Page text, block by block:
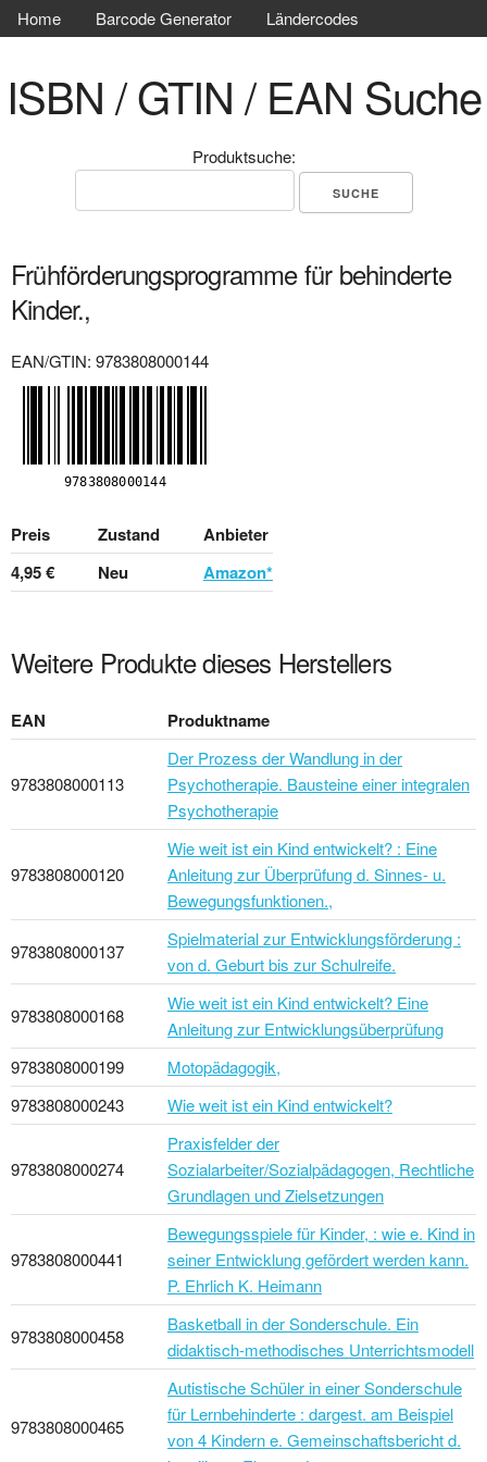
Home Barcode Generator Ländercodes
ISBN / GTIN / EAN Suche
Produktsuche:
Frühförderungsprogramme für behinderte
Kinder.,
EAN/GTIN: 9783808000144
Preis Zustand
Anbieter
4,95 €
Neu Amazon*
Weitere Produkte dieses Herstellers
EAN Produktname
9783808000113
Der Prozess der Wandlung in der
Psychotherapie. Bausteine einer integralen
Psychotherapie
9783808000120
Wie weit ist ein Kind entwickelt? : Eine
Anleitung zur Überprüfung d. Sinnes- u.
Bewegungsfunktionen.,
9783808000137
Spielmaterial zur Entwicklungsförderung :
von d. Geburt bis zur Schulreife.
9783808000168
Wie weit ist ein Kind entwickelt? Eine
Anleitung zur Entwicklungsüberprüfung
9783808000199
Motopädagogik,
9783808000243
Wie weit ist ein Kind entwickelt?
9783808000274
Praxisfelder der
Sozialarbeiter/Sozialpädagogen, Rechtliche
Grundlagen und Zielsetzungen
9783808000441
Bewegungsspiele für Kinder, : wie e. Kind in
seiner Entwicklung gefördert werden kann.
P. Ehrlich K. Heimann
9783808000458
Basketball in der Sonderschule. Ein
didaktisch-methodisches Unterrichtsmodell
9783808000465
Autistische Schüler in einer Sonderschule
für Lernbehinderte : dargest. am Beispiel
von 4 Kindern e. Gemeinschaftsbericht d.